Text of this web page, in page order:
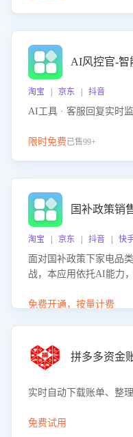
AI风控官-智
淘宝 | 京东 | 抖音
AI工具 · 客服回复实时
限时免费已售99+
国补政策销
淘宝 | 京东 | 抖音 | 快
面对国补政策下家电品
战，本应用依托AI能力
购买意向，深度洞察决
度、客服转化能力及销
免费开通，按量计费
拼多多资金
实时自动下载账单、整
免费试用